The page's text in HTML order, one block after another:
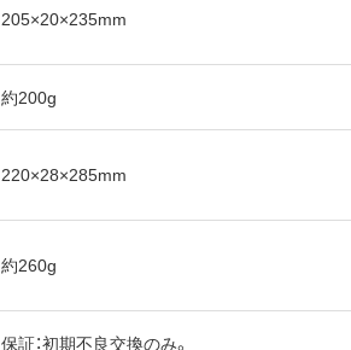
205×20×235mm
約200g
220×28×285mm
約260g
保証：初期不良交換のみ。